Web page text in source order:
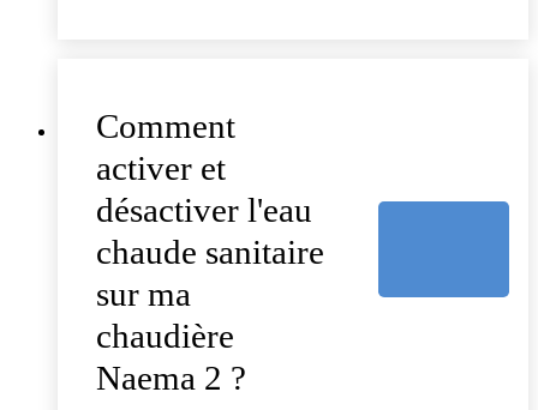
Comment
activer et
désactiver l'eau
chaude sanitaire
sur ma
chaudière
Naema 2 ?